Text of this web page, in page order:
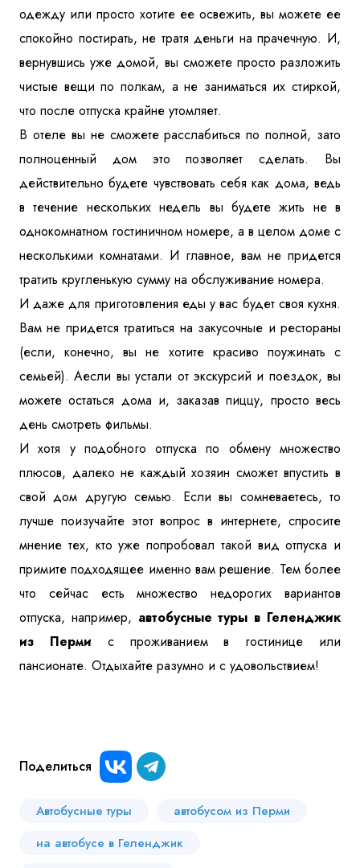
одежду или просто хотите ее освежить, вы можете ее
спокойно постирать, не тратя деньги на прачечную. И,
вернувшись уже домой, вы сможете просто разложить
чистые вещи по полкам, а не заниматься их стиркой,
что после отпуска крайне утомляет.
В отеле вы не сможете расслабиться по полной, зато
полноценный дом это позволяет сделать. Вы
действительно будете чувствовать себя как дома, ведь
в течение нескольких недель вы будете жить не в
однокомнатном гостиничном номере, а в целом доме с
несколькими комнатами. И главное, вам не придется
тратить кругленькую сумму на обслуживание номера.
И даже для приготовления еды у вас будет своя кухня.
Вам не придется тратиться на закусочные и рестораны
(если, конечно, вы не хотите красиво поужинать с
семьей). Аесли вы устали от экскурсий и поездок, вы
можете остаться дома и, заказав пиццу, просто весь
день смотреть фильмы.
И хотя у подобного отпуска по обмену множество
плюсов, далеко не каждый хозяин сможет впустить в
свой дом другую семью. Если вы сомневаетесь, то
лучше поизучайте этот вопрос в интернете, спросите
мнение тех, кто уже попробовал такой вид отпуска и
примите подходящее именно вам решение. Тем более
что сейчас есть множество недорогих вариантов
отпуска, например, автобусные туры в Геленджик
из Перми с проживанием в гостинице или
пансионате. Отдыхайте разумно и с удовольствием!
Поделиться
Автобусные туры
автобусом из Перми
на автобусе в Геленджик